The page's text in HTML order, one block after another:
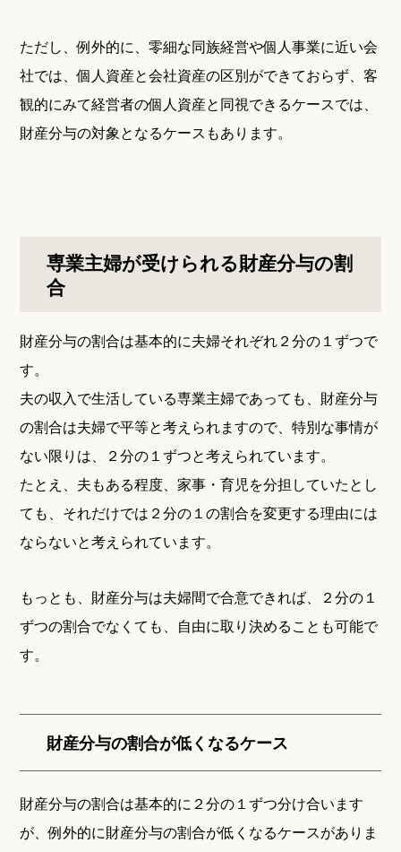
ただし、例外的に、零細な同族経営や個人事業に近い会
社では、個人資産と会社資産の区別ができておらず、客
観的にみて経営者の個人資産と同視できるケースでは、
財産分与の対象となるケースもあります。
専業主婦が受けられる財産分与の割
合
財産分与の割合は基本的に夫婦それぞれ２分の１ずつで
す。
夫の収入で生活している専業主婦であっても、財産分与
の割合は夫婦で平等と考えられますので、特別な事情が
ない限りは、２分の１ずつと考えられています。
たとえ、夫もある程度、家事・育児を分担していたとし
ても、それだけでは２分の１の割合を変更する理由には
ならないと考えられています。
もっとも、財産分与は夫婦間で合意できれば、２分の１
ずつの割合でなくても、自由に取り決めることも可能で
す。
財産分与の割合が低くなるケース
財産分与の割合は基本的に２分の１ずつ分け合います
が、例外的に財産分与の割合が低くなるケースがありま